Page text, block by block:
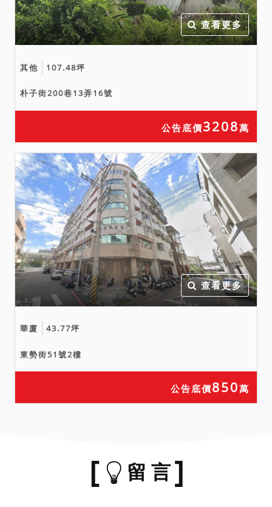
查看更多
其他 107.48坪
朴子街200巷13弄16號
公告底價3208萬
查看更多
華廈 43.77坪
東勢街51號2樓
公告底價850萬
留 言